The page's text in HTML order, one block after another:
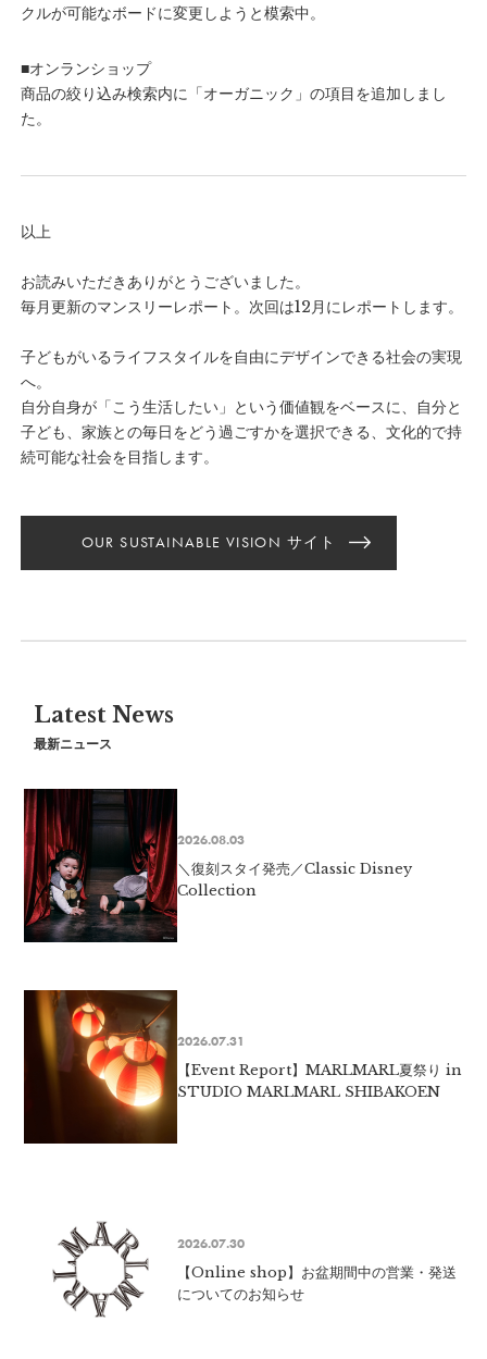
クルが可能なボードに変更しようと模索中。
■オンランショップ
商品の絞り込み検索内に「オーガニック」の項目を追加しまし
た。
以上
お読みいただきありがとうございました。
毎月更新のマンスリーレポート。次回は12月にレポートします。
子どもがいるライフスタイルを自由にデザインできる社会の実現
へ。
自分自身が「こう生活したい」という価値観をベースに、自分と
子ども、家族との毎日をどう過ごすかを選択できる、文化的で持
続可能な社会を目指します。
OUR SUSTAINABLE VISION サイト
Latest News
最新ニュース
2026.08.03
＼復刻スタイ発売／Classic Disney
Collection
2026.07.31
【Event Report】MARLMARL夏祭り in
STUDIO MARLMARL SHIBAKOEN
2026.07.30
【Online shop】お盆期間中の営業・発送
についてのお知らせ